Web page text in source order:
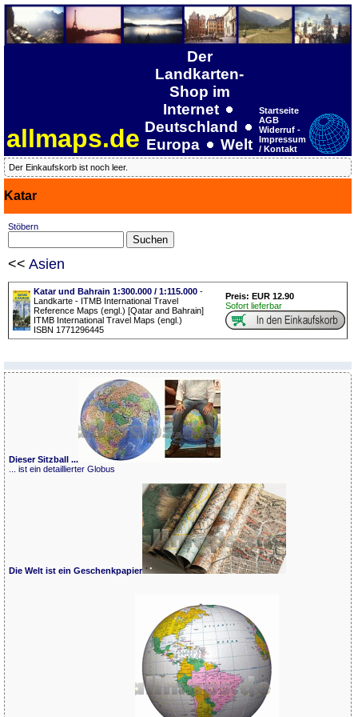
allmaps.de
Der
Landkarten-
Shop im
Internet
Deutschland
Europa
Welt
Startseite
AGB
Widerruf -
Impressum
/ Kontakt
Der Einkaufskorb ist noch leer.
Katar
Stöbern
<< Asien
Katar und Bahrain 1:300.000 / 1:115.000 -
Landkarte - ITMB International Travel
Reference Maps (engl.) [Qatar and Bahrain]
ITMB International Travel Maps (engl.)
ISBN 1771296445
Preis: EUR 12.90
Sofort lieferbar
Dieser Sitzball ...
... ist ein detaillierter Globus
Die Welt ist ein Geschenkpapier